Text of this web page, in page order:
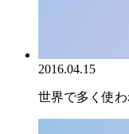
2016.04.15
世界で多く使